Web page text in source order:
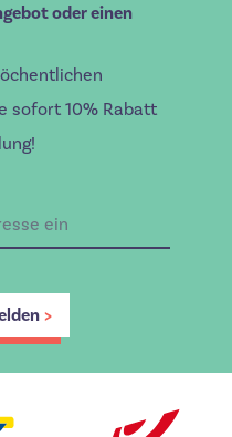
oder einen
sofort 10% Rabatt
>